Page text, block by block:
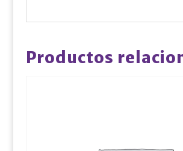
Productos